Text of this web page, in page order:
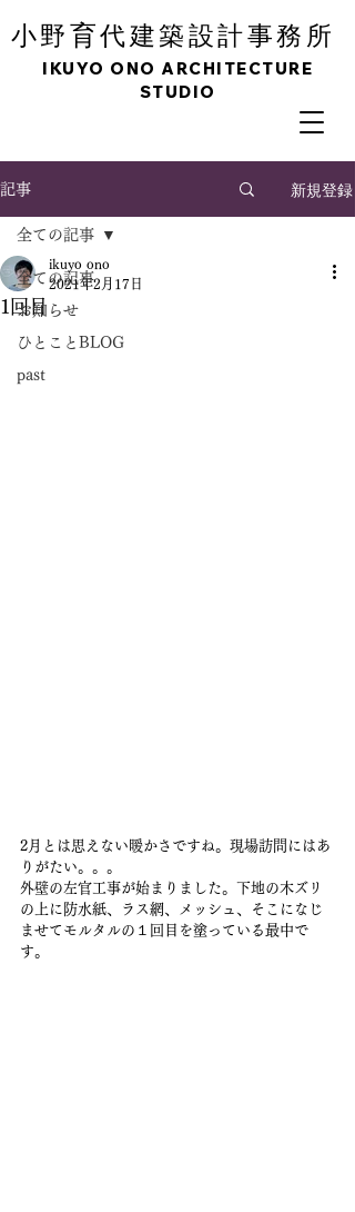
小野育代建築設計事務所
IKUYO ONO ARCHITECTURE
STUDIO
記事 新規登録
全ての記事
お知らせ
ひとことBLOG
past
全ての記事
1回目
ikuyo ono
2021年2月17日
2月とは思えない暖かさですね。現場訪問にはあ
りがたい。。。
外壁の左官工事が始まりました。下地の木ズリ
の上に防水紙、ラス網、メッシュ、そこになじ
ませてモルタルの１回目を塗っている最中で
す。